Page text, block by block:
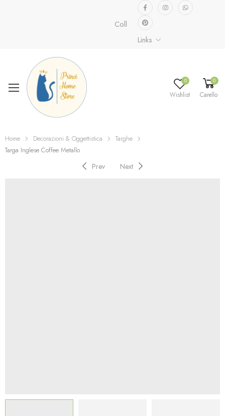
Collezione speciale già disponibile.
Links
0
Wishlist
0
Carello
Home Decorazioni & Oggettistica
Targhe
Targa Inglese Coffee Metallo
Prev Next